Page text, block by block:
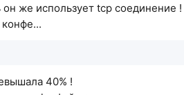
же использует tcp соединение !
40% !